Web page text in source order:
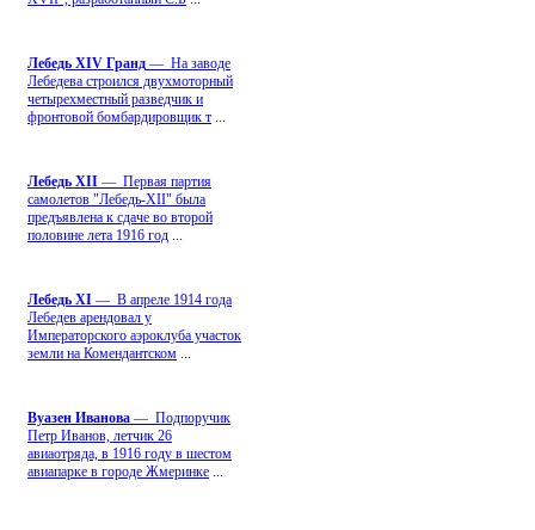
Лебедь ХIV Гранд — На заводе
Лебедева строился двухмоторный
четырехместный разведчик и
фронтовой бомбардировщик т
Лебедь ХII — Первая партия
самолетов "Лебедь-ХII" была
предъявлена к сдаче во второй
половине лета 1916 год
Лебедь ХI — В апреле 1914 года
Лебедев арендовал у
Императорского аэроклуба участок
земли на Комендантском
Вуазен Иванова — Подпоручик
Петр Иванов, летчик 26
авиаотряда, в 1916 году в шестом
авиапарке в городе Жмеринке